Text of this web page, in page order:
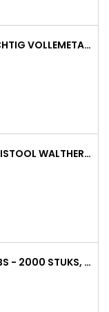
LUGER P08 KRACHTIG VOLLEMETAAL CO2 AIRSOFT PISTOOL - UMAREX LEGENDS
AIRSOFT VERENPISTOOL WALTHER PPQ NAVY MET GELUIDDEMPER
6MM AIRSOFT BBS - 2000 STUKS, 0,20G, HOGE KWALITEIT